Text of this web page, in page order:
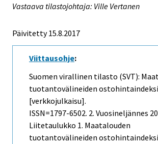
Vastaava tilastojohtaja: Ville Vertanen
Päivitetty 15.8.2017
Viittausohje:
Suomen virallinen tilasto (SVT):
tuotantovälineiden ostohintaindeksi
[verkkojulkaisu].
ISSN=1797-6502. 2. Vuosineljännes
Liitetaulukko 1. Maatalouden
tuotantovälineiden ostohintaindeksi